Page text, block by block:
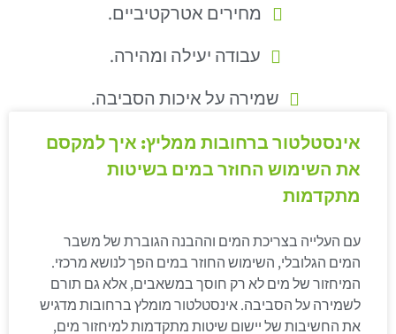
מחירים אטרקטיביים.
עבודה יעילה ומהירה.
שמירה על איכות הסביבה.
אינסטלטור ברחובות ממליץ: איך למקסם
את השימוש החוזר במים בשיטות
מתקדמות
עם העלייה בצריכת המים וההבנה הגוברת של משבר
המים הגלובלי, השימוש החוזר במים הפך לנושא מרכזי.
המיחזור של מים לא רק חוסך במשאבים, אלא גם תורם
לשמירה על הסביבה. אינסטלטור מומלץ ברחובות מדגיש
את החשיבות של יישום שיטות מתקדמות למיחזור מים,